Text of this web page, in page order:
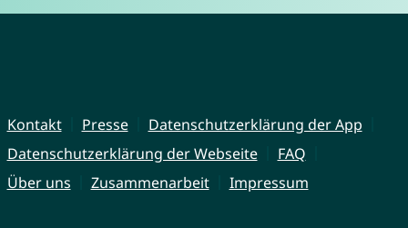
Kontakt Presse
Datenschutzerklärung der App
Datenschutzerklärung der Webseite
FAQ
Über uns
Zusammenarbeit Impressum